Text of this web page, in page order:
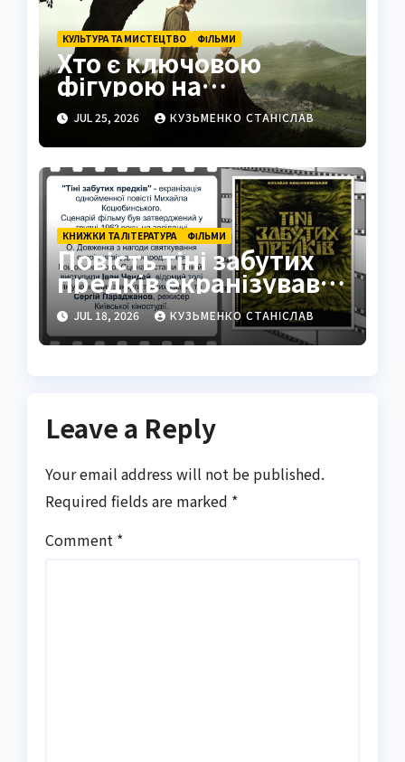
КУЛЬТУРА ТА МИСТЕЦТВО ФІЛЬМИ
Хто є ключовою
фігурою на
знімальному
майданчику
JUL 25, 2026 КУЗЬМЕНКО СТАНІСЛАВ
КНИЖКИ ТА ЛІТЕРАТУРА ФІЛЬМИ
Повість тіні забутих
предків екранізував
Параджанов
JUL 18, 2026 КУЗЬМЕНКО СТАНІСЛАВ
Leave a Reply
Your email address will not be published.
Required fields are marked *
Comment *